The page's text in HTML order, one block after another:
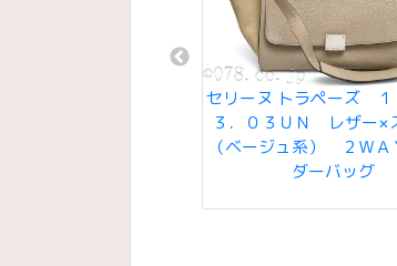
セリーヌ トラペーズ １
３．０３ＵＮ レザー×
（ベージュ系） ２ＷＡ
ダーバッグ